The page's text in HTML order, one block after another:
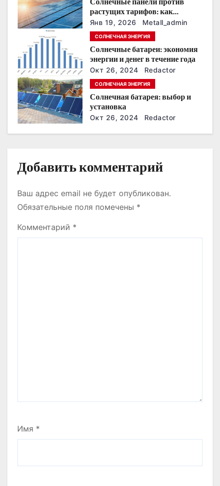
з
п
и
с
я
м
Солнечные панели против
растущих тарифов: как
сохранить
энергонезависимость в
ближайшие годы
Янв 19, 2026 Metall_admin
СОЛНЕЧНАЯ ЭНЕРГИЯ
Солнечные батареи: экономия
энергии и денег в течение года
Окт 26, 2024 Redactor
СОЛНЕЧНАЯ ЭНЕРГИЯ
Солнечная батарея: выбор и
установка
Окт 26, 2024 Redactor
Добавить комментарий
Ваш адрес email не будет опубликован.
Обязательные поля помечены *
Комментарий *
Имя *